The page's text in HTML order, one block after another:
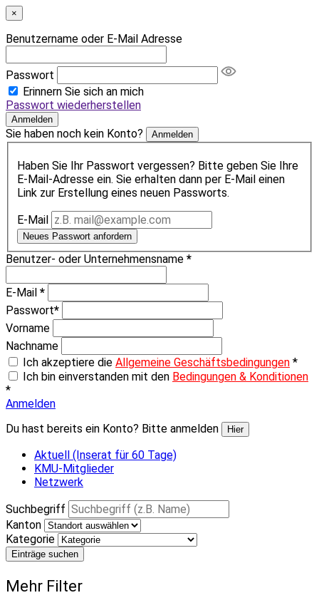
×
Benutzername oder E-Mail Adresse
Passwort
Erinnern Sie sich an mich
Passwort wiederherstellen
Anmelden
Sie haben noch kein Konto? Anmelden
Haben Sie Ihr Passwort vergessen? Bitte geben Sie Ihre
E-Mail-Adresse ein. Sie erhalten dann per E-Mail einen
Link zur Erstellung eines neuen Passworts.
E-Mail
Neues Passwort anfordern
Benutzer- oder Unternehmensname *
E-Mail *
Passwort*
Vorname
Nachname
Ich akzeptiere die Allgemeine Geschäftsbedingungen *
Ich bin einverstanden mit den Bedingungen & Konditionen
*
Anmelden
Du hast bereits ein Konto? Bitte anmelden
Hier
Aktuell (Inserat für 60 Tage)
KMU-Mitglieder
Netzwerk
Suchbegriff
Kanton
Kategorie
Einträge suchen
Mehr Filter